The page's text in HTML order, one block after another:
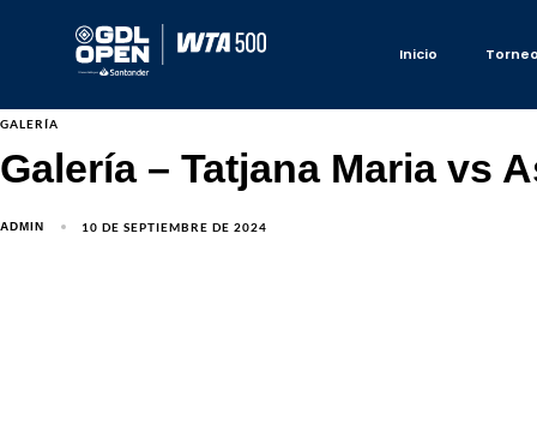
Inicio Torneo
GALERÍA
Galería – Tatjana Maria vs
ADMIN 10 DE SEPTIEMBRE DE 2024